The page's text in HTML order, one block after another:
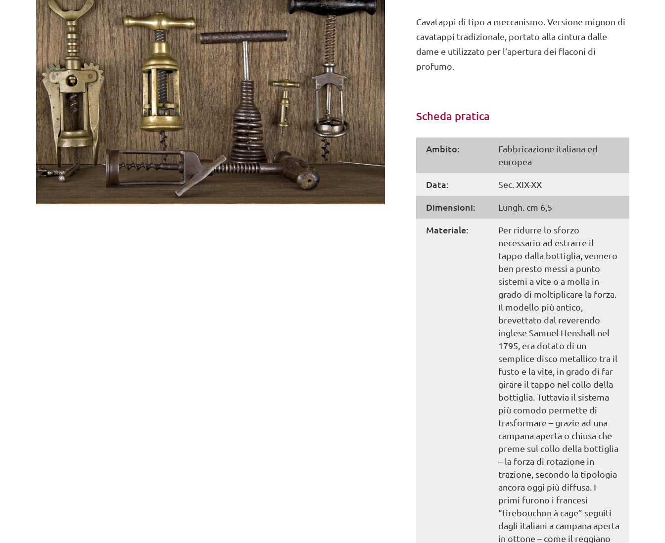
Larger
Image
Cavatappi di tipo a meccanismo. Versione mignon di
cavatappi tradizionale, portato alla cintura dalle
dame e utilizzato per l’apertura dei flaconi di
profumo.
Scheda pratica
Ambito:
Fabbricazione italiana ed
europea
Data: Sec. XIX-XX
Dimensioni: Lungh. cm 6,5
Materiale:
Per ridurre lo sforzo
necessario ad estrarre il
tappo dalla bottiglia, vennero
ben presto messi a punto
sistemi a vite o a molla in
grado di moltiplicare la forza.
Il modello più antico,
brevettato dal reverendo
inglese Samuel Henshall nel
1795, era dotato di un
semplice disco metallico tra il
fusto e la vite, in grado di far
girare il tappo nel collo della
bottiglia. Tuttavia il sistema
più comodo permette di
trasformare – grazie ad una
campana aperta o chiusa che
preme sul collo della bottiglia
– la forza di rotazione in
trazione, secondo la tipologia
ancora oggi più diffusa. I
primi furono i francesi
“tirebouchon à cage” seguiti
dagli italiani a campana aperta
in ottone – come il reggiano